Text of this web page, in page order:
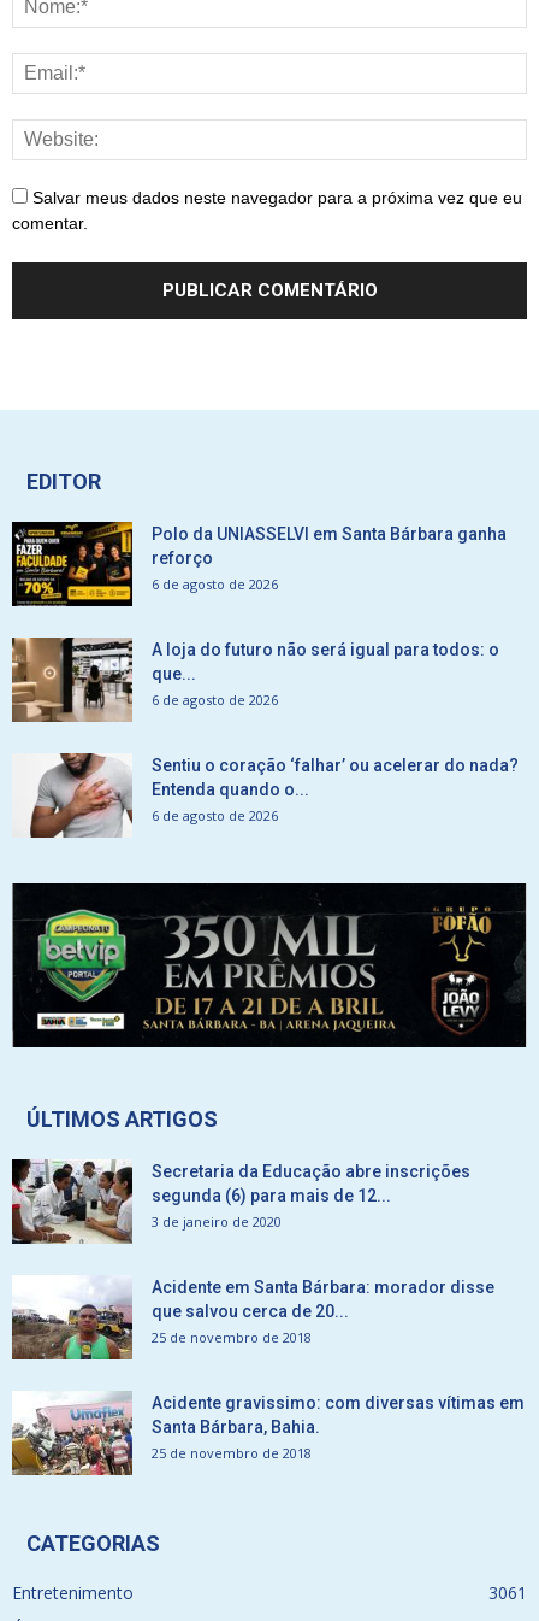
Salvar meus dados neste navegador para a próxima vez que eu
comentar.
EDITOR
Polo da UNIASSELVI em Santa Bárbara ganha
reforço
6 de agosto de 2026
A loja do futuro não será igual para todos: o
que...
6 de agosto de 2026
Sentiu o coração ‘falhar’ ou acelerar do nada?
Entenda quando o...
6 de agosto de 2026
ÚLTIMOS ARTIGOS
Secretaria da Educação abre inscrições
segunda (6) para mais de 12...
3 de janeiro de 2020
Acidente em Santa Bárbara: morador disse
que salvou cerca de 20...
25 de novembro de 2018
Acidente gravissimo: com diversas vítimas em
Santa Bárbara, Bahia.
25 de novembro de 2018
CATEGORIAS
Entretenimento
3061